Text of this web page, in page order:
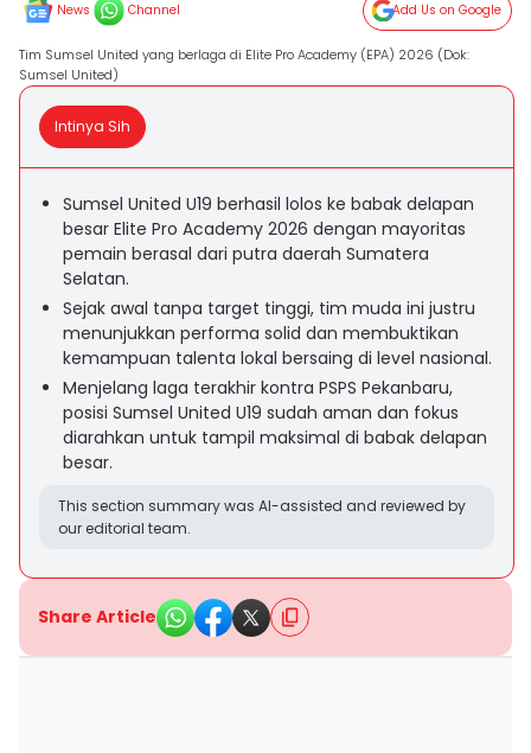
News Channel Add Us on Google
Tim Sumsel United yang berlaga di Elite Pro Academy (EPA) 2026 (Dok:
Sumsel United)
Intinya Sih
Sumsel United U19 berhasil lolos ke babak delapan
besar Elite Pro Academy 2026 dengan mayoritas
pemain berasal dari putra daerah Sumatera
Selatan.
Sejak awal tanpa target tinggi, tim muda ini justru
menunjukkan performa solid dan membuktikan
kemampuan talenta lokal bersaing di level nasional.
Menjelang laga terakhir kontra PSPS Pekanbaru,
posisi Sumsel United U19 sudah aman dan fokus
diarahkan untuk tampil maksimal di babak delapan
besar.
This section summary was AI-assisted and reviewed by
our editorial team.
Share Article